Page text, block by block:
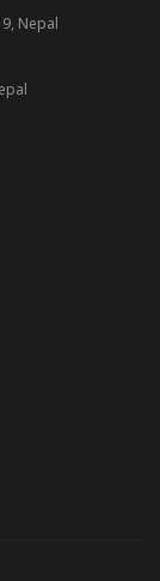
Nepal